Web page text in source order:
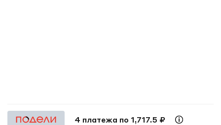
4 платежа по 1,717.5 ₽